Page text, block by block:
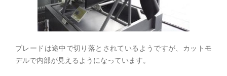
ブレードは途中で切り落とされているようですが、カットモ
デルで内部が見えるようになっています。